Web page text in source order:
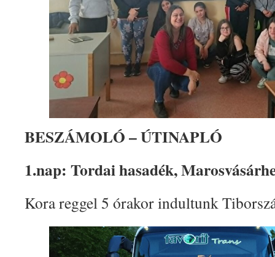
BESZÁMOLÓ – ÚTINAPLÓ
1.nap: Tordai hasadék,
Kora reggel 5 órakor indultunk